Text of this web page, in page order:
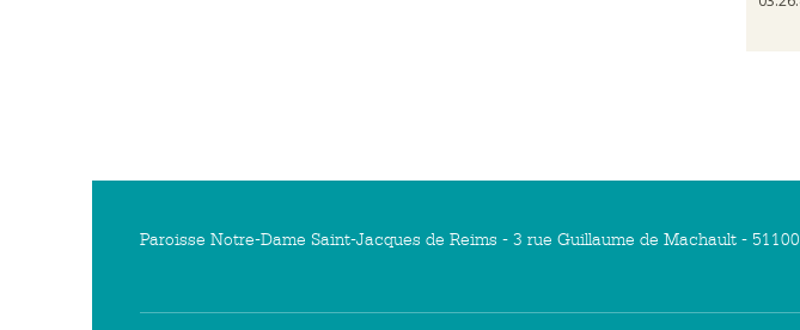
Paroisse Notre-Dame Saint-Jacques de Reims - 3 rue Guillaume de Machault -